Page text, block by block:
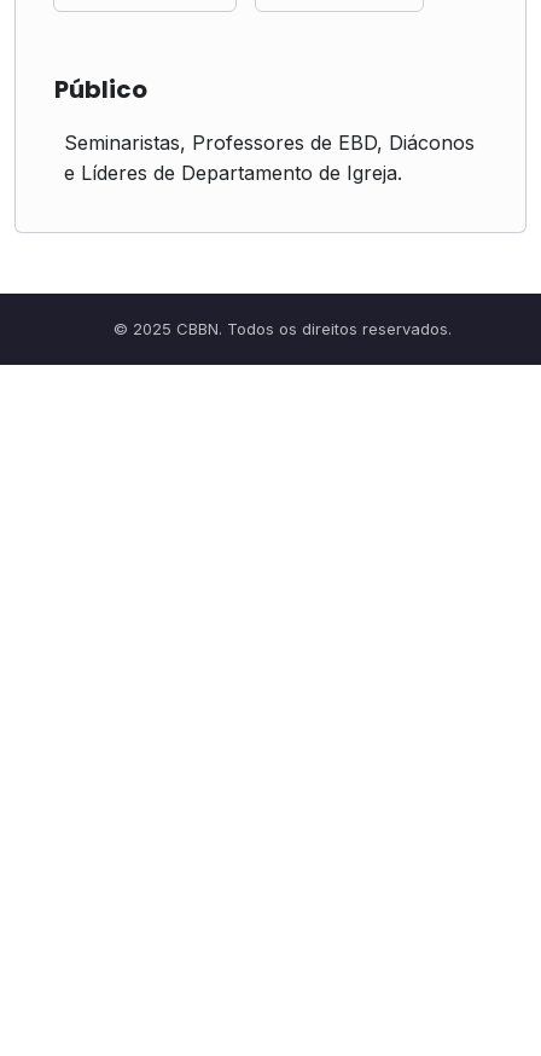
Público
Seminaristas, Professores de EBD, Diáconos
e Líderes de Departamento de Igreja.
© 2025 CBBN. Todos os direitos reservados.